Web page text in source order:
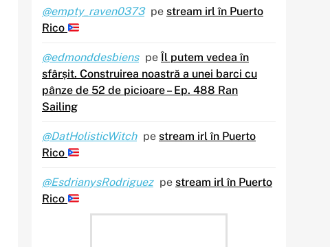
@empty_raven0373 pe stream irl în Puerto
Rico
@edmonddesbiens pe Îl putem vedea în
sfârșit. Construirea noastră a unei barci cu
pânze de 52 de picioare – Ep. 488 Ran
Sailing
@DatHolisticWitch pe stream irl în Puerto
Rico
@EsdrianysRodriguez pe stream irl în Puerto
Rico